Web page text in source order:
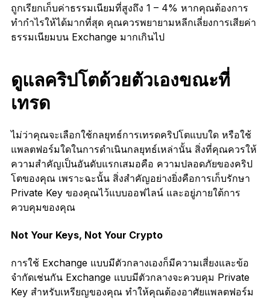
ถูกเรียกเก็บค่าธรรมเนียมที่สูงถึง 1 – 4% หากคุณต้องการ
ทำกำไรให้ได้มากที่สุด คุณควรพยายามหลีกเลี่ยงการเสียค่า
ธรรมเนียมบน Exchange มากเกินไป
ดูแลคริปโตด้วยตัวเองขณะที่
เทรด
ไม่ว่าคุณจะเลือกใช้กลยุทธ์การเทรดคริปโตแบบใด หรือใช้
แพลตฟอร์มใดในการดำเนินกลยุทธ์เหล่านั้น สิ่งที่คุณควรให้
ความสำคัญเป็นอันดับแรกเสมอคือ ความปลอดภัยของคริป
โตของคุณ เพราะฉะนั้น สิ่งสำคัญอย่างยิ่งคือการเก็บรักษา
Private Key ของคุณไว้แบบออฟไลน์ และอยู่ภายใต้การ
ควบคุมของคุณ
Not Your Keys, Not Your Crypto
การใช้ Exchange แบบมีตัวกลางเองก็มีความเสี่ยงและข้อ
จำกัดเช่นกัน Exchange แบบมีตัวกลางจะควบคุม Private
Key สำหรับเหรียญของคุณ ทำให้คุณต้องอาศัยแพลตฟอร์ม